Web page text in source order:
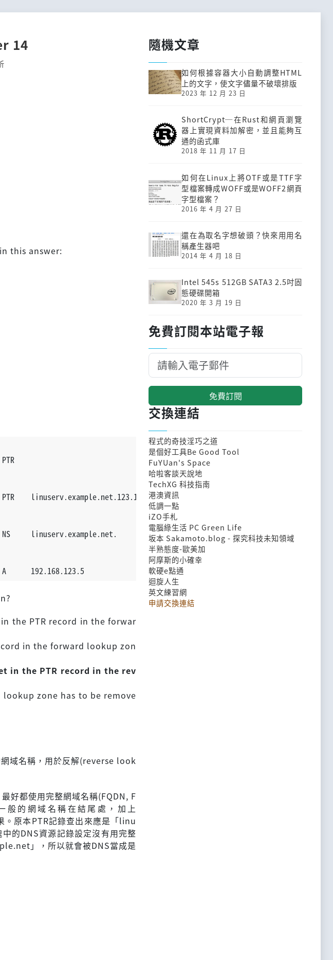
14
this answer:
linuserv.example.net.123.168.192.in-addr.arpa.
linuserv.example.net.
192.168.123.5
the PTR record in the forwar
in the forward lookup zon
in the PTR record in the rev
zone has to be remove
域名稱，用於反解(reverse look
好都使用完整網域名稱(FQDN, F
的網域名稱在結尾處，加上
。原本PTR記錄查出來應是「linu
的DNS資源記錄設定沒有用完整
」，所以就會被DNS當成是
隨機文章
如何根據容器大小自動調整HTML
上的文字，使文字儘量不破壞排版
2023 年 12 月 23 日
ShortCrypt─在Rust和網頁瀏覽
器上實現資料加解密，並且能夠互
通的函式庫
2018 年 11 月 17 日
如何在Linux上將OTF或是TTF字
型檔案轉成WOFF或是WOFF2網頁
字型檔案？
2016 年 4 月 27 日
還在為取名字想破頭？快來用用名
稱產生器吧
2014 年 4 月 18 日
Intel 545s 512GB SATA3 2.5吋固
態硬碟開箱
2020 年 3 月 19 日
免費訂閱本站電子報
免費訂閱
交換連結
程式的奇技淫巧之道
是個好工具Be Good Tool
FuYUan's Space
哈啦客談天說地
TechXG 科技指南
港澳資訊
低調一點
iZO手札
電腦綠生活 PC Green Life
坂本 Sakamoto.blog - 探究科技未知領域
半熟態度-歐美加
阿摩斯的小確幸
軟硬e點通
迴旋人生
英文練習網
申請交換連結